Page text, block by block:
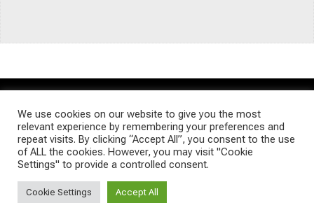
TERMS AND CONDITIONS PRIVACY POLICY SITEMAP
© Emigrants Life WordPress Theme by TagDiv
We use cookies on our website to give you the most
relevant experience by remembering your preferences and
repeat visits. By clicking “Accept All”, you consent to the use
of ALL the cookies. However, you may visit "Cookie
Settings" to provide a controlled consent.
Cookie Settings Accept All